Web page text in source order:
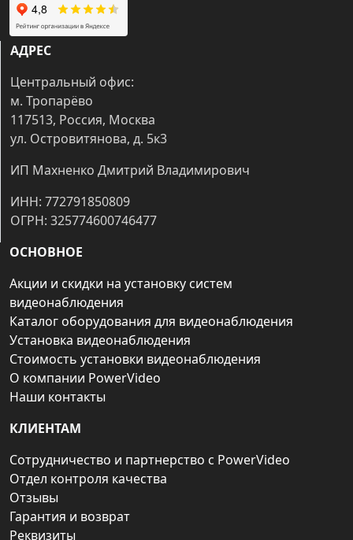
АДРЕС
Центральный офис:
м. Тропарёво
117513, Россия, Москва
ул. Островитянова, д. 5к3
ИП Махненко Дмитрий Владимирович
ИНН: 772791850809
ОГРН: 325774600746477
ОСНОВНОЕ
Акции и скидки на установку систем
видеонаблюдения
Каталог оборудования для видеонаблюдения
Установка видеонаблюдения
Стоимость установки видеонаблюдения
О компании PowerVideo
Наши контакты
КЛИЕНТАМ
Сотрудничество и партнерство с PowerVideo
Отдел контроля качества
Отзывы
Гарантия и возврат
Реквизиты